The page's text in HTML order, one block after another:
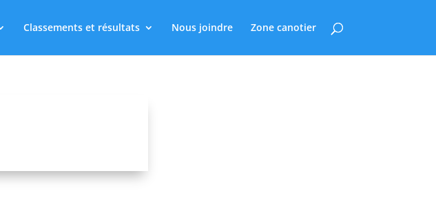
Classements et résultats Nous joindre Zone canotier